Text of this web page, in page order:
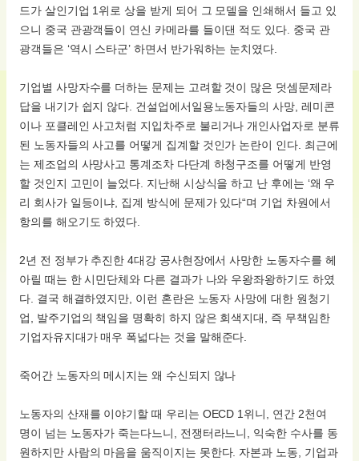
드가 살인기업 1위로 상을 받게 되어 그 모델을 인쇄해서 들고 있
으니 중국 관광객들이 연신 카메라를 들이댄 적도 있다. 중국 관
광객들은 ‘역시 스타군’ 하면서 반가워하는 눈치였다.
기업별 사망자수를 더하는 문제는 고려할 것이 많은 덧셈문제라
답을 내기가 쉽지 않다. 건설업에서일용노동자들의 사망, 레미콘
이나 포클레인 사고처럼 지입차주로 불리거나 개인사업자로 분류
된 노동자들의 사고를 어떻게 집계할 것인가 논란이 인다. 최근에
는 제조업의 사망사고 통계조차 다단계 하청구조를 어떻게 반영
할 것인지 고민이 늘었다. 지난해 시상식을 하고 난 후에는 ‘왜 우
리 회사가 일등이냐, 집계 방식에 문제가 있다“며 기업 차원에서
항의를 해오기도 하였다.
2년 전 정부가 추진한 4대강 공사현장에서 사망한 노동자수를 헤
아릴 때는 한 시민단체와 다른 결과가 나와 우왕좌왕하기도 하였
다. 결국 해결하였지만, 이런 혼란은 노동자 사망에 대한 원청기
업, 발주기업의 책임을 명확히 하지 않은 회색지대, 즉 무책임한
기업자유지대가 매우 폭넓다는 것을 말해준다.
죽어간 노동자의 메시지는 왜 수신되지 않나
노동자의 산재를 이야기할 때 우리는 OECD 1위니, 연간 2천여
명이 넘는 노동자가 죽는다느니, 전쟁터라느니, 익숙한 수사를 동
원하지만 사람의 마음을 움직이지는 못한다. 자본과 노동, 기업과